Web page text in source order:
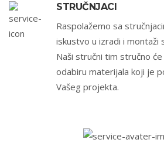
STRUČNJACI
Raspolažemo sa
iskustvo u izradi i montaži
Naši stručni tim stručno
odabiru materijala koji je
Vašeg projekta.